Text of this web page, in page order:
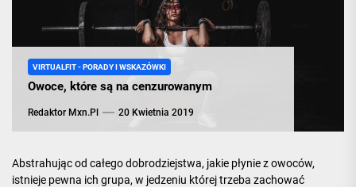
VIRTUALFIT - PORADY I WSKAZÓWKI
Owoce, które są na cenzurowanym
Redaktor Mxn.pl 20 Kwietnia 2019
Abstrahując od całego dobrodziejstwa, jakie płynie z owoców,
istnieje pewna ich grupa, w jedzeniu której trzeba zachować